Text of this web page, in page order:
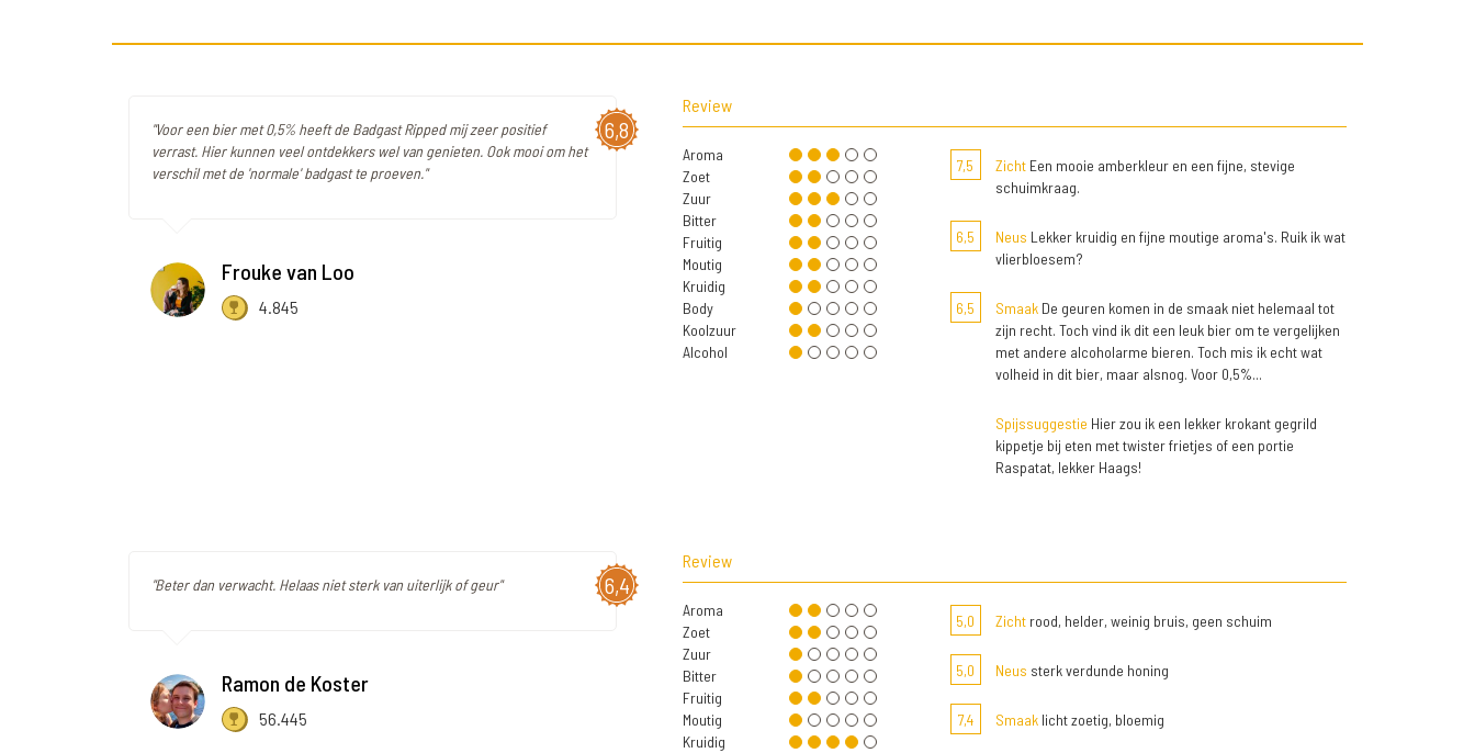
6,8
"Voor een bier met 0,5% heeft de Badgast Ripped mij zeer positief
verrast. Hier kunnen veel ontdekkers wel van genieten. Ook mooi om het
verschil met de 'normale' badgast te proeven."
Frouke van Loo
4.845
Review
Aroma
Zoet
Zuur
Bitter
Fruitig
Moutig
Kruidig
Body
Koolzuur
Alcohol
7,5 ZichtEen mooie amberkleur en een fijne, stevige
schuimkraag.
6,5 Neus Lekker kruidig en fijne moutige aroma's. Ruik ik wat
vlierbloesem?
6,5 SmaakDe geuren komen in de smaak niet helemaal tot
zijn recht. Toch vind ik dit een leuk bier om te vergelijken
met andere alcoholarme bieren. Toch mis ik echt wat
volheid in dit bier, maar alsnog. Voor 0,5%...
Spijssuggestie Hier zou ik een lekker krokant gegrild
kippetje bij eten met twister frietjes of een portie
Raspatat, lekker Haags!
6,4
"Beter dan verwacht. Helaas niet sterk van uiterlijk of geur"
Ramon de Koster
56.445
Review
Aroma
Zoet
Zuur
Bitter
Fruitig
Moutig
Kruidig
5,0 Zichtrood, helder, weinig bruis, geen schuim
5,0 Neus sterk verdunde honing
7,4 Smaaklicht zoetig, bloemig